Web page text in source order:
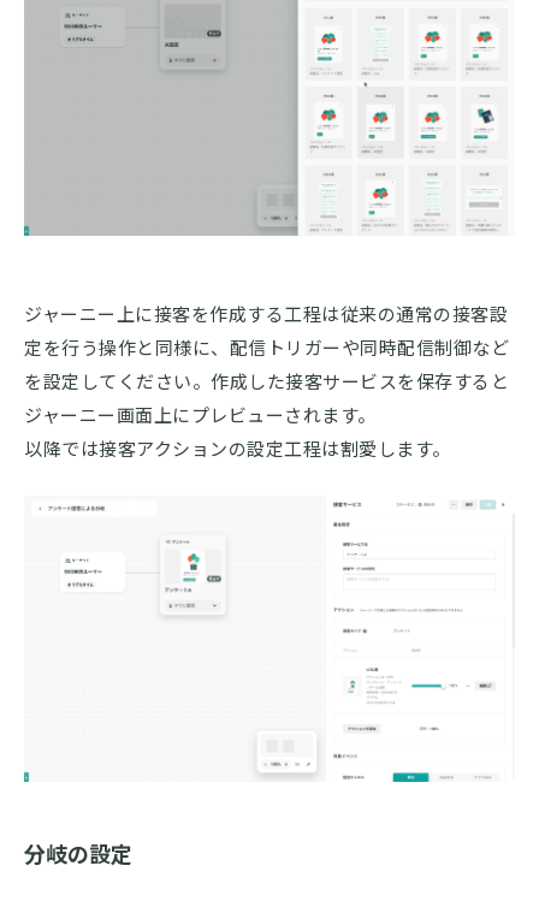
ジャーニー上に接客を作成する工程は従来の通常の接客設
定を行う操作と同様に、配信トリガーや同時配信制御など
を設定してください。作成した接客サービスを保存すると
ジャーニー画面上にプレビューされます。
以降では接客アクションの設定工程は割愛します。
分岐の設定